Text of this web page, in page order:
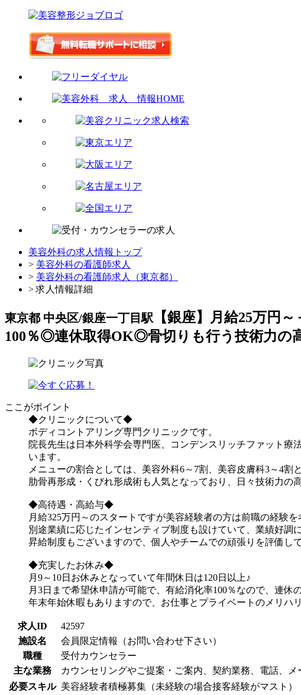
美容外科の求人情報トップ
> 美容外科の看護師求人
> 美容外科の看護師求人（東京都）
> 求人情報詳細
東京都 中央区/銀座一丁目駅
【銀座】月給25万円
100％◎連休取得OK◎骨切りも行う技術力の
ここがポイント
◆クリニックについて◆
ボディコントアリング専門クリニックです。
院長先生は⽇本外科学会専⾨医、コンデンスリッチファット
います。
メニューの割合としては、美容外科6～7割、美容皮膚科3～4
肋骨再形成・くびれ形成術も人気となっており、日々技術力の
◆高待遇・高給与◆
月給325万円～のスタートですが美容経験者の方は前職の経験
別途業績に応じたインセンティブ制度も設けていて、業績好調
昇給制度もございますので、個人やチームでの頑張りを評価し
◆充実したお休み◆
月9～10日お休みとなっていて年間休日は120日以上♪
月3日まで希望休申請が可能で、有給消化率100％なので、連休
年末年始休暇もありますので、お仕事とプライベートのメリハ
求人ID
42597
施設名
会員限定情報（お問い合わせ下さい）
職種
受付カウンセラー
主な業務
カウンセリングやご提案・ご案内、契約業務、電話、
必要スキル 美容経験者積極募集（未経験の場合接客経験がマスト）